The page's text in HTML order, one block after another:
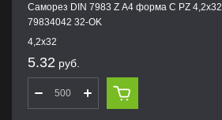
Саморез DIN 7983 Z А4 форма С PZ 4,2х32
79834042 32-OK
4,2х32
5.32 руб.